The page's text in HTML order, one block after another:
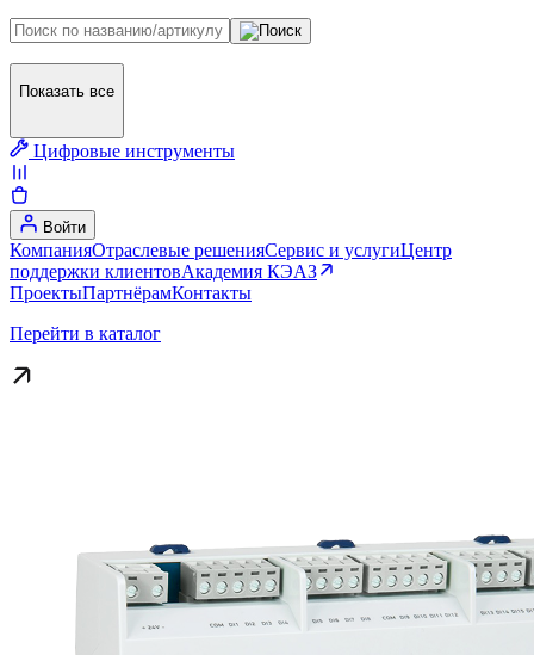
Показать все
Цифровые инструменты
Войти
КомпанияОтраслевые решенияСервис и услугиЦентр
поддержки клиентовАкадемия КЭАЗ
ПроектыПартнёрамКонтакты
Перейти в каталог